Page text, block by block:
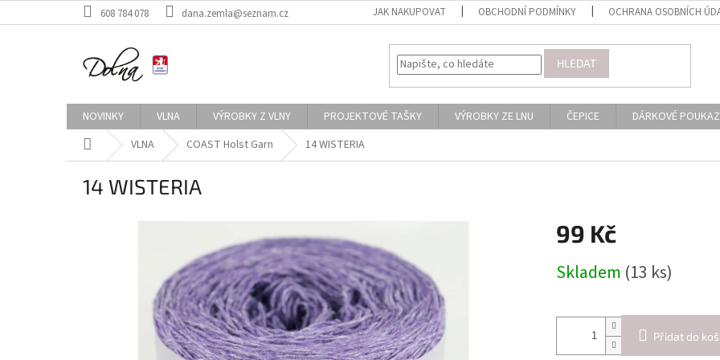
na
608 784 078 dana.zemla@seznam.cz JAK NAKUPOVAT OBCHODNÍ PODMÍNKY OCHRANA OSOBNÍCH
HLEDAT
NOVINKY VLNA VÝROBKY Z VLNY PROJEKTOVÉ TAŠKY VÝROBKY ZE LNU ČEPICE DÁRKOVÉ
Domů VLNA COAST Holst Garn 14 WISTERIA
14 WISTERIA
99 Kč
cena:
Skladem (13 ks)
Přidat do